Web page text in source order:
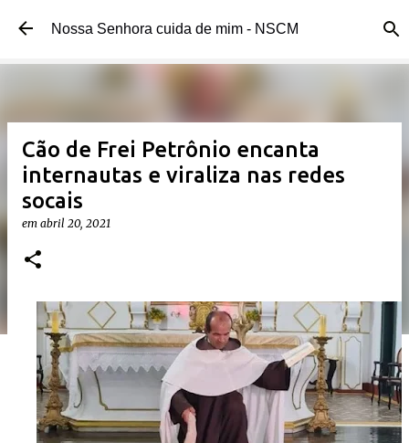
Pular para o conteúdo principal
Nossa Senhora cuida de mim - NSCM
Cão de Frei Petrônio encanta
internautas e viraliza nas redes
socais
em abril 20, 2021